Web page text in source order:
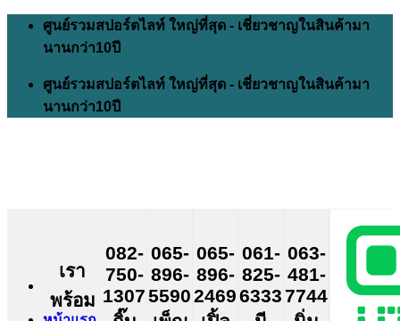
Skip
content
ศูนย์รวมสปอร์ตไลท์ ใหญ่ที่สุด - เชี่ยวชาญในสินค้ามา
นานกว่า10ปี
ศูนย์รวมสปอร์ตไลท์ ใหญ่ที่สุด - เชี่ยวชาญในสินค้ามา
นานกว่า10ปี
เรา
พร้อม
082-
750-
1307
065-
896-
5590
065-
896-
2469
061-
825-
6333
063-
481-
7744